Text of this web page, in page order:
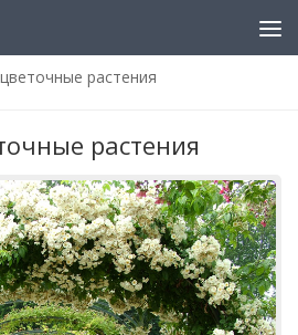
растения
растения